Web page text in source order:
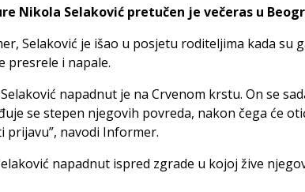
Nikola Selaković pretučen je večeras u
Selaković je išao u posjetu roditeljima kada su
presrele i napale.
napadnut je na Crvenom krstu. On se
se stepen njegovih povreda, nakon čega će
prijavu”, navodi Informer.
napadnut ispred zgrade u kojoj žive